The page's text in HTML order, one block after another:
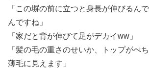
「この塀の前に立つと身長が伸びるん
んですね」
「家だと背が伸びて足がデカイww」
「髪の毛の重さのせいか、トップがぺ
薄毛に見えます」